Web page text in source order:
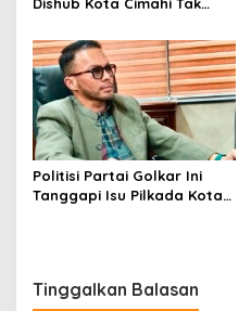
Dishub Kota Cimahi Tak
Pembinaan
Politisi Partai Golkar Ini
Tanggapi Isu Pilkada Kota
Tinggalkan Balasan